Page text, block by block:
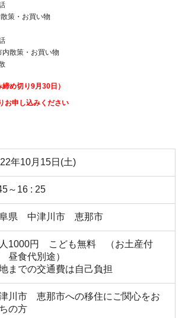
策・お買い物
散策・お買い物
め切り9月30日）
お申し込みください
年10月15日(土)
～16 : 25
県 中津川市 恵那市
1000円 こども無料 （お土産付
昼食代別途）
までの交通費は自己負担
川市 恵那市への移住にご関心をお
の方